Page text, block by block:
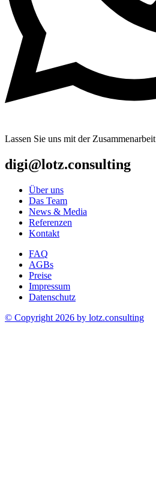
Lassen Sie uns mit der
digi@lotz.consulting
Über uns
Das Team
News & Media
Referenzen
Kontakt
FAQ
AGBs
Preise
Impressum
Datenschutz
© Copyright 2026 by lotz.consulting